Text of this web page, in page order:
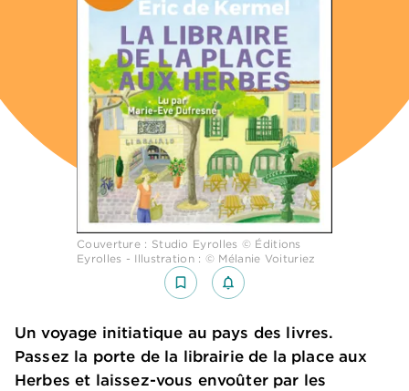
Couverture : Studio Eyrolles © Éditions
Eyrolles - Illustration : © Mélanie Voituriez
bookmark_border notifications_none_outlined
Un voyage initiatique au pays des livres.
Passez la porte de la librairie de la place aux
Herbes et laissez-vous envoûter par les